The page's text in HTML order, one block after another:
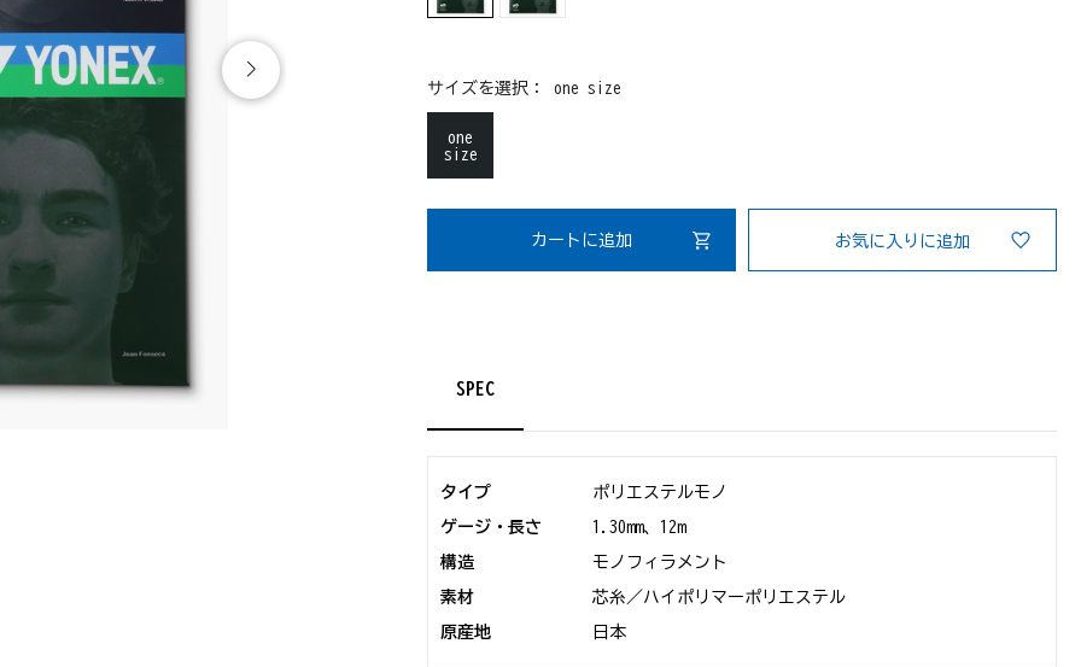
サイズを選択：one size
one
size
カートに追加 お気に入りに追加
SPEC
タイプ ポリエステルモノ
ゲージ・長さ 1.30mm、12m
構造 モノフィラメント
素材 芯糸／ハイポリマーポリエステル
原産地 日本